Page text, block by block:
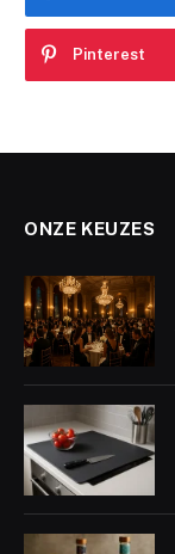
Pinterest
ONZE KEUZES